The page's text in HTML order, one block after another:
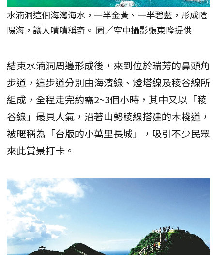
水湳洞這個海灣海水，一半金黃、一半碧藍，形成陰
陽海，讓人嘖嘖稱奇。 圖／空中攝影張東隆提供
結束水湳洞周邊形成後，來到位於瑞芳的鼻頭角
步道，這步道分別由海濱線、燈塔線及稜谷線所
組成，全程走完約需2~3個小時，其中又以「稜
谷線」最具人氣，沿著山勢稜線搭建的木棧道，
被暱稱為「台版的小萬里長城」，吸引不少民眾
來此賞景打卡。